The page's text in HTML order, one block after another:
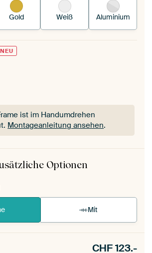
Gold Weiß Aluminium
NEU
ist im Handumdrehen
Montageanleitung ansehen.
ist im Handumdrehen
Montageanleitung ansehen
Optionen
Mit
CHF123.-